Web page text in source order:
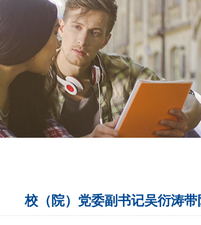
校（院）党委副书记吴衍涛